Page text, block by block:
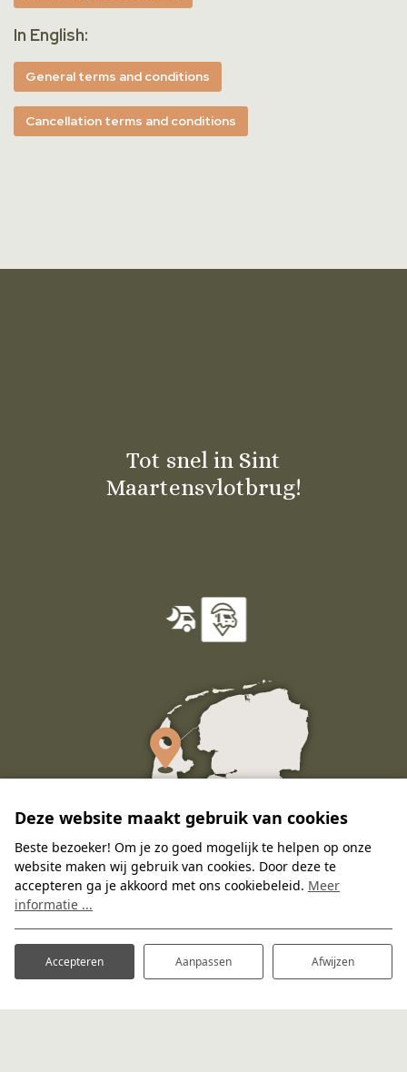
In English:
General terms and conditions
Cancellation terms and conditions
Tot snel in Sint
Maartensvlotbrug!
Deze website maakt gebruik van cookies
Beste bezoeker! Om je zo goed mogelijk te helpen op onze
website maken wij gebruik van cookies. Door deze te
accepteren ga je akkoord met ons cookiebeleid. Meer
informatie ...
Accepteren Aanpassen Afwijzen